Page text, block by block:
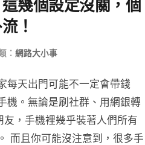
幾個設定沒關，個
！
： 網路大小事
每天出門可能不一定會帶錢
機。無論是刷社群、用網銀轉
友，手機裡幾乎裝著人們所有
而且你可能沒注意到，很多手